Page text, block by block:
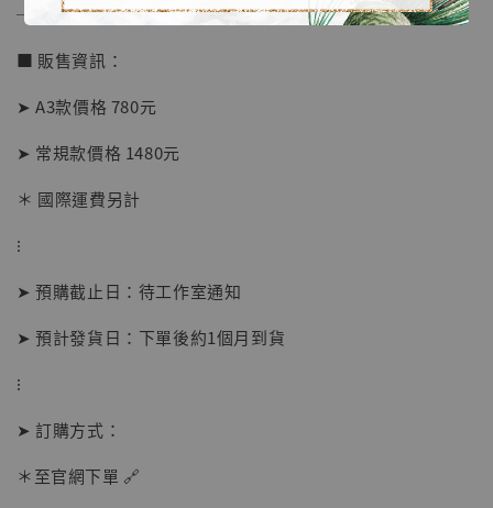
【店內現貨】海賊王 系列蒐藏雕像 布魯克達
NT$ 1,870
──────────────
■ 販售資訊：
➤ A3款價格 780元
➤ 常規款價格 1480元
＊ 國際運費另計
⁝
➤ 預購截止日：待工作室通知
➤ 預計發貨日：下單後約1個月到貨
⁝
➤ 訂購方式：
＊至官網下單 🔗